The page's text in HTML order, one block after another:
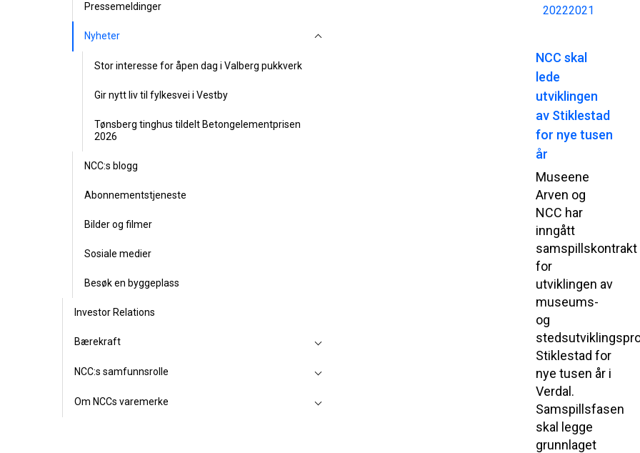
Pressemeldinger
Nyheter
Stor interesse for åpen dag i Valberg pukkverk
Gir nytt liv til fylkesvei i Vestby
Tønsberg tinghus tildelt Betongelementprisen
2026
NCC:s blogg
Abonnementstjeneste
Bilder og filmer
Sosiale medier
Besøk en byggeplass
Investor Relations
Bærekraft
NCC:s samfunnsrolle
Om NCCs varemerke
20222021
NCC skal
lede
utviklingen
av Stiklestad
for nye tusen
år
Museene
Arven og
NCC har
inngått
samspillskontrakt
for
utviklingen av
museums-
og
Stiklestad for
nye tusen år i
Verdal.
Samspillsfasen
skal legge
grunnlaget